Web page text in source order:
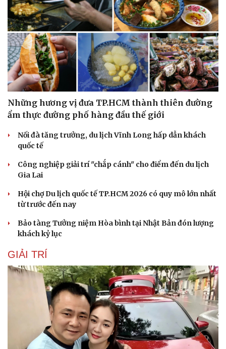
Những hương vị đưa TP.HCM thành thiên đường
ẩm thực đường phố hàng đầu thế giới
Nối đà tăng trưởng, du lịch Vĩnh Long hấp dẫn khách
quốc tế
Công nghiệp giải trí "chắp cánh" cho điểm đến du lịch
Gia Lai
Hội chợ Du lịch quốc tế TP.HCM 2026 có quy mô lớn nhất
từ trước đến nay
Bảo tàng Tưởng niệm Hòa bình tại Nhật Bản đón lượng
khách kỷ lục
GIẢI TRÍ